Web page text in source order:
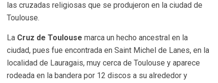
las cruzadas religiosas que se produjeron en la ciudad de
Toulouse.
La Cruz de Toulouse marca un hecho ancestral en la
ciudad, pues fue encontrada en Saint Michel de Lanes, en la
localidad de Lauragais, muy cerca de Toulouse y aparece
rodeada en la bandera por 12 discos a su alrededor y